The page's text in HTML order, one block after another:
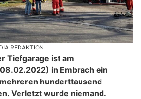
REDAKTION
Tiefgarage ist am
in Embrach ein
hunderttausend
Verletzt wurde niemand.